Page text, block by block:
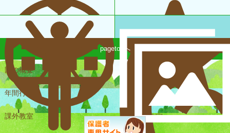
園の概要
年間行事
課外教室 未就園児教室
pagetopへ